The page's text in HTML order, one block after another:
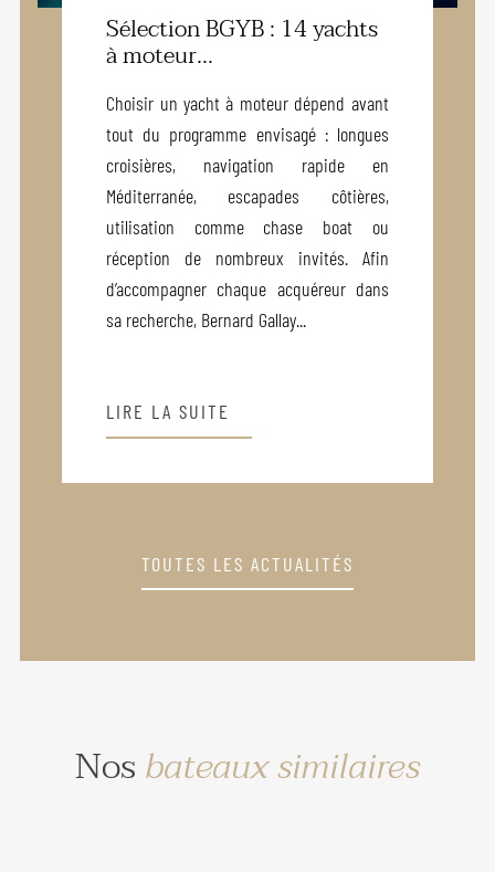
Sélection BGYB : 14 yachts
à moteur...
Choisir un yacht à moteur dépend avant
tout du programme envisagé : longues
croisières, navigation rapide en
Méditerranée, escapades côtières,
utilisation comme chase boat ou
réception de nombreux invités. Afin
d’accompagner chaque acquéreur dans
sa recherche, Bernard Gallay...
LIRE LA SUITE
TOUTES LES ACTUALITÉS
Nosbateaux similaires